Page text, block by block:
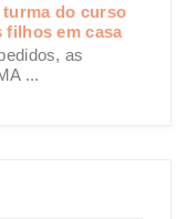
turma do curso
filhos em casa
as
...